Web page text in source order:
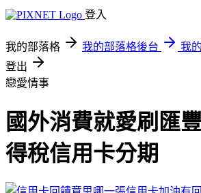
登入
我的部落格 我的部落格後台
我
登出
戀愛情事
國外消費就愛刷匯
得稅信用卡分期